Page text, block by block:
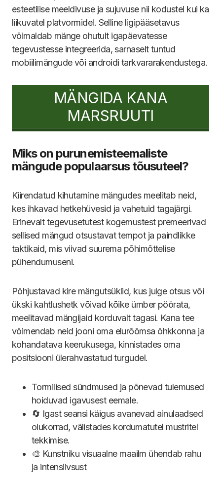
esteetilise meeldivuse ja sujuvuse nii kodustel kui ka
liikuvatel platvormidel. Selline ligipääsetavus
võimaldab mänge ohutult igapäevatesse
tegevustesse integreerida, sarnaselt tuntud
mobiilimängude või androidi tarkvararakendustega.
MÄNGIDA KANA
MARSRUUTI
Miks on purunemisteemaliste
mängude populaarsus tõusuteel?
Kiirendatud kihutamine mängudes meelitab neid,
kes ihkavad hetkehüvesid ja vahetuid tagajärgi.
Erinevalt tegevusetutest kogemustest premeerivad
sellised mängud otsustavat tempot ja paindlikke
taktikaid, mis viivad suurema põhimõttelise
pühendumuseni.
Põhjustavad kire mängutsüklid, kus julge otsus või
ükski kahtlushetk võivad kõike ümber pöörata,
meelitavad mängijaid korduvalt tagasi. Kana tee
võimendab neid jooni oma elurõõmsa õhkkonna ja
kohandatava keerukusega, kinnistades oma
positsiooni ülerahvastatud turgudel.
Tormilised sündmused ja põnevad tulemused
hoiduvad igavusest eemale.
🔄 Igast seansi käigus avanevad ainulaadsed
olukorrad, välistades kordumatutel mustritel
tekkimise.
🎨 Kunstniku visuaalne maailm ühendab rahu
ja intensiivsust